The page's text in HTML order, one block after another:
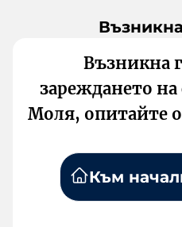
Възникна
зареждането
Моля, опитайте
Към